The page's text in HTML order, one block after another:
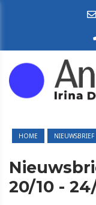
HOME NIEUWSBRIEF
20/10 -